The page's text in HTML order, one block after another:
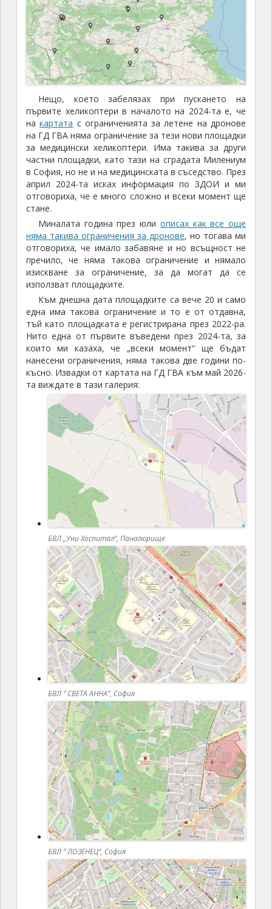
Нещо, което забелязах при пускането на
първите хеликоптери в началото на 2024-та е, че
накартата с ограниченията за летене на дронове
на ГД ГВА няма ограничение за тези нови площадки
за медицински хеликоптери. Има такива за други
частни площадки, като тази на сградата Милениум
в София, но не и на медицинската в съседство. През
април 2024-та исках информация по ЗДОИ и ми
отговориха, че е много сложно и всеки момент ще
стане.
Миналата година през юли описах как все още
няма такива ограничения за дронове, но тогава ми
отговориха, че имало забавяне и но всъщност не
пречило, че няма такова ограничение и нямало
изискване за ограничение, за да могат да се
използват площадките.
Към днешна дата площадките са вече 20 и само
една има такова ограничение и то е от отдавна,
тъй като площадката е регистрирана през 2022-ра.
Нито една от първите въведени през 2024-та, за
които ми казаха, че „всеки момент“ ще бъдат
нанесени ограничения, няма такова две години по-
късно. Извадки от картата на ГД ГВА към май 2026-
та виждате в тази галерия:
БВЛ „Уни Хоспитал“, Панагюрище
БВЛ “ СВЕТА АННА“, София
БВЛ “ ЛОЗЕНЕЦ“, София